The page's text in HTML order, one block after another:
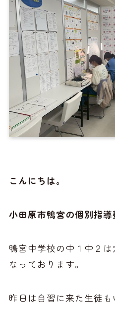
こんにちは。
小田原市鴨宮の個別指導
鴨宮中学校の中１中２
なっております。
昨日は自習に来た生徒も